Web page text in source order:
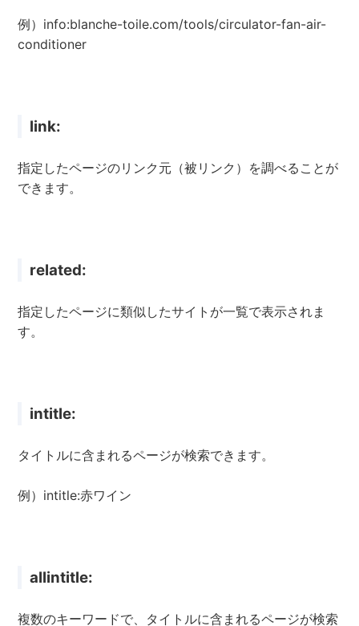
例）info:blanche-toile.com/tools/circulator-fan-air-
conditioner
link:
指定したページのリンク元（被リンク）を調べることが
できます。
related:
指定したページに類似したサイトが一覧で表示されま
す。
intitle:
タイトルに含まれるページが検索できます。
例）intitle:赤ワイン
allintitle:
複数のキーワードで、タイトルに含まれるページが検索